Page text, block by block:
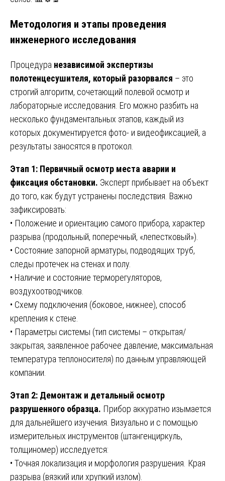
Методология и этапы проведения
инженерного исследования
Процедура независимой экспертизы
полотенцесушителя, который разорвался – это
строгий алгоритм, сочетающий полевой осмотр и
лабораторные исследования. Его можно разбить на
несколько фундаментальных этапов, каждый из
которых документируется фото- и видеофиксацией, а
результаты заносятся в протокол.
Этап 1: Первичный осмотр места аварии и
фиксация обстановки. Эксперт прибывает на объект
до того, как будут устранены последствия. Важно
зафиксировать:
• Положение и ориентацию самого прибора, характер
разрыва (продольный, поперечный, «лепестковый»).
• Состояние запорной арматуры, подводящих труб,
следы протечек на стенах и полу.
• Наличие и состояние терморегуляторов,
воздухоотводчиков.
• Схему подключения (боковое, нижнее), способ
крепления к стене.
• Параметры системы (тип системы – открытая/
закрытая, заявленное рабочее давление, максимальная
температура теплоносителя) по данным управляющей
компании.
Этап 2: Демонтаж и детальный осмотр
разрушенного образца. Прибор аккуратно изымается
для дальнейшего изучения. Визуально и с помощью
измерительных инструментов (штангенциркуль,
толщиномер) исследуется:
• Точная локализация и морфология разрушения. Края
разрыва (вязкий или хрупкий излом).